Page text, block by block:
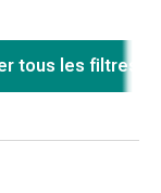
tous les filtres